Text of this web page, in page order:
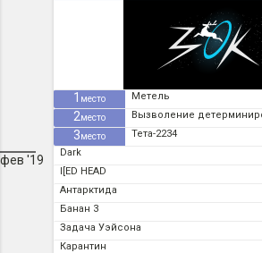
фев '19
1 место Метель
2место Вызволение
3место
Тета-2234
Dark
I[ED HEAD
Антарктида
Банан 3
Задача Уэйсона
Карантин